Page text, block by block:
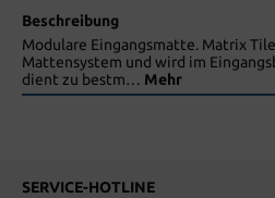
Beschreibung
Modulare Eingangsmatte. Matrix
Mattensystem und wird im
dient zu bestm… Mehr
SERVICE-HOTLINE